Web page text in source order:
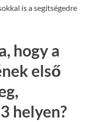
is a segítségedre
hogy a
első
helyen?